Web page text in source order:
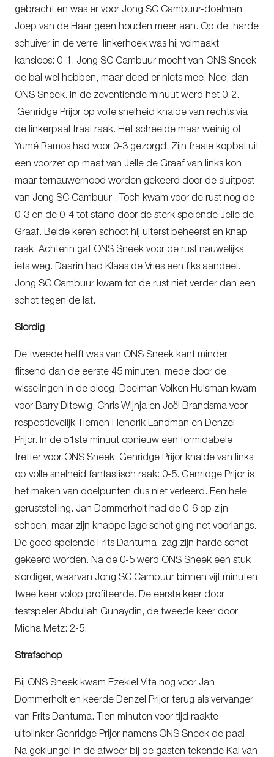
gebracht en was er voor Jong SC Cambuur-doelman
Joep van de Haar geen houden meer aan. Op de harde
schuiver in de verre linkerhoek was hij volmaakt
kansloos: 0-1. Jong SC Cambuur mocht van ONS Sneek
de bal wel hebben, maar deed er niets mee. Nee, dan
ONS Sneek. In de zeventiende minuut werd het 0-2.
Genridge Prijor op volle snelheid knalde van rechts via
de linkerpaal fraai raak. Het scheelde maar weinig of
Yumé Ramos had voor 0-3 gezorgd. Zijn fraaie kopbal uit
een voorzet op maat van Jelle de Graaf van links kon
maar ternauwernood worden gekeerd door de sluitpost
van Jong SC Cambuur . Toch kwam voor de rust nog de
0-3 en de 0-4 tot stand door de sterk spelende Jelle de
Graaf. Beide keren schoot hij uiterst beheerst en knap
raak. Achterin gaf ONS Sneek voor de rust nauwelijks
iets weg. Daarin had Klaas de Vries een fiks aandeel.
Jong SC Cambuur kwam tot de rust niet verder dan een
schot tegen de lat.
Slordig
De tweede helft was van ONS Sneek kant minder
flitsend dan de eerste 45 minuten, mede door de
wisselingen in de ploeg. Doelman Volken Huisman kwam
voor Barry Ditewig, Chris Wijnja en Joël Brandsma voor
respectievelijk Tiemen Hendrik Landman en Denzel
Prijor. In de 51ste minuut opnieuw een formidabele
treffer voor ONS Sneek. Genridge Prijor knalde van links
op volle snelheid fantastisch raak: 0-5. Genridge Prijor is
het maken van doelpunten dus niet verleerd. Een hele
geruststelling. Jan Dommerholt had de 0-6 op zijn
schoen, maar zijn knappe lage schot ging net voorlangs.
De goed spelende Frits Dantuma zag zijn harde schot
gekeerd worden. Na de 0-5 werd ONS Sneek een stuk
slordiger, waarvan Jong SC Cambuur binnen vijf minuten
twee keer volop profiteerde. De eerste keer door
testspeler Abdullah Gunaydin, de tweede keer door
Micha Metz: 2-5.
Strafschop
Bij ONS Sneek kwam Ezekiel Vita nog voor Jan
Dommerholt en keerde Denzel Prijor terug als vervanger
van Frits Dantuma. Tien minuten voor tijd raakte
uitblinker Genridge Prijor namens ONS Sneek de paal.
Na geklungel in de afweer bij de gasten tekende Kai van